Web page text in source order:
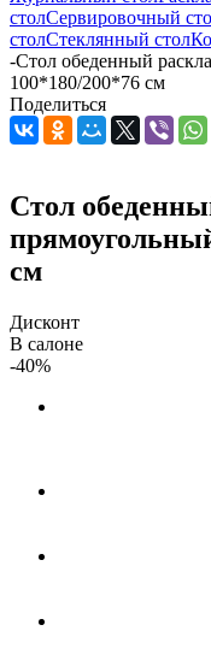
столСервировочный
столСтеклянный стол
-Стол обеденный
100*180/200*76 см
Поделиться
Стол
см
Дисконт
В салоне
-40%